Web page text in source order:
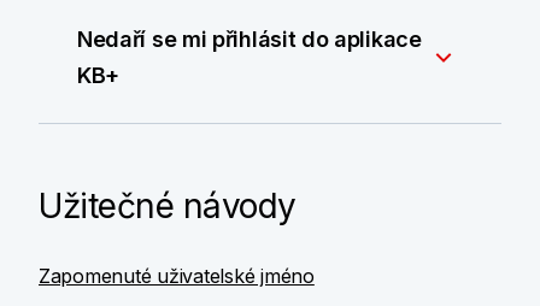
Nedaří se mi přihlásit do aplikace
KB+
Užitečné návody
Zapomenuté uživatelské jméno